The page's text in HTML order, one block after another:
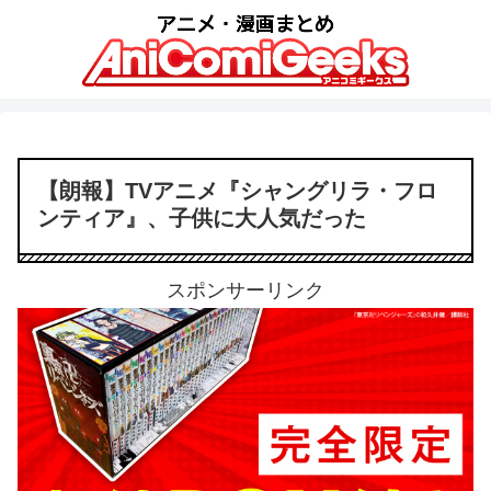
【朗報】TVアニメ『シャングリラ・フロ
ンティア』、子供に大人気だった
スポンサーリンク